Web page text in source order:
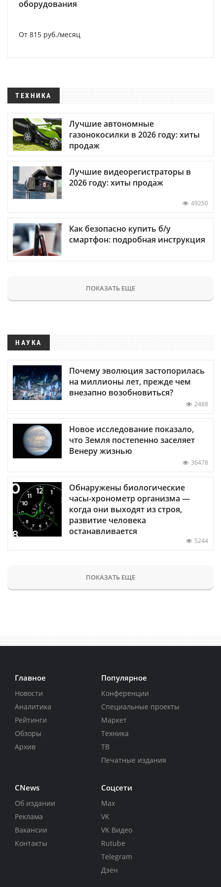
оборудования
От 815 руб./месяц
ТЕХНИКА
Лучшие автономные
газонокосилки в 2026 году: хиты
продаж
Лучшие видеорегистраторы в
2026 году: хиты продаж
49250
Как безопасно купить б/у
смартфон: подробная инструкция
ПОКАЗАТЬ ЕЩЕ
НАУКА
Почему эволюция застопорилась
на миллионы лет, прежде чем
внезапно возобновиться?
2488
Новое исследование показало,
что Земля постепенно заселяет
Венеру жизнью
36478
Обнаружены биологические
часы-хронометр организма —
когда они выходят из строя,
развитие человека
останавливается
5244
ПОКАЗАТЬ ЕЩЕ
Главное
Новости
Аналитика
Рейтинги
Обзоры
Архив
Популярное
Конференции
Специальные проекты
Маркет
Техника
ТВ
Печатные издания
CNews
Об издании
Реклама
Вакансии
Контакты
Соцсети
Max
VK
VK Видео
Rutube
Telegram
Дзен